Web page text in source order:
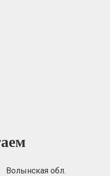
Волынская обл.